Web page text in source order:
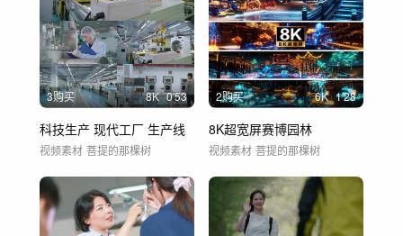
3购买 8K 0'53
科技生产 现代工厂 生产线
视频素材 菩提的那棵树
2购买 6K 1'28
8K超宽屏赛博园林
视频素材 菩提的那棵树